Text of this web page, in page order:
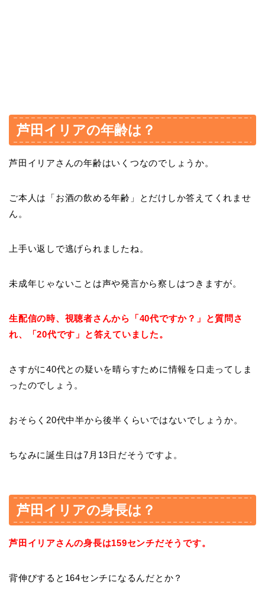
芦田イリアの年齢は？
芦田イリアさんの年齢はいくつなのでしょうか。
ご本人は「お酒の飲める年齢」とだけしか答えてくれませ
ん。
上手い返しで逃げられましたね。
未成年じゃないことは声や発言から察しはつきますが。
生配信の時、視聴者さんから「40代ですか？」と質問さ
れ、「20代です」と答えていました。
さすがに40代との疑いを晴らすために情報を口走ってしま
ったのでしょう。
おそらく20代中半から後半くらいではないでしょうか。
ちなみに誕生日は7月13日だそうですよ。
芦田イリアの身長は？
芦田イリアさんの身長は159センチだそうです。
背伸びすると164センチになるんだとか？